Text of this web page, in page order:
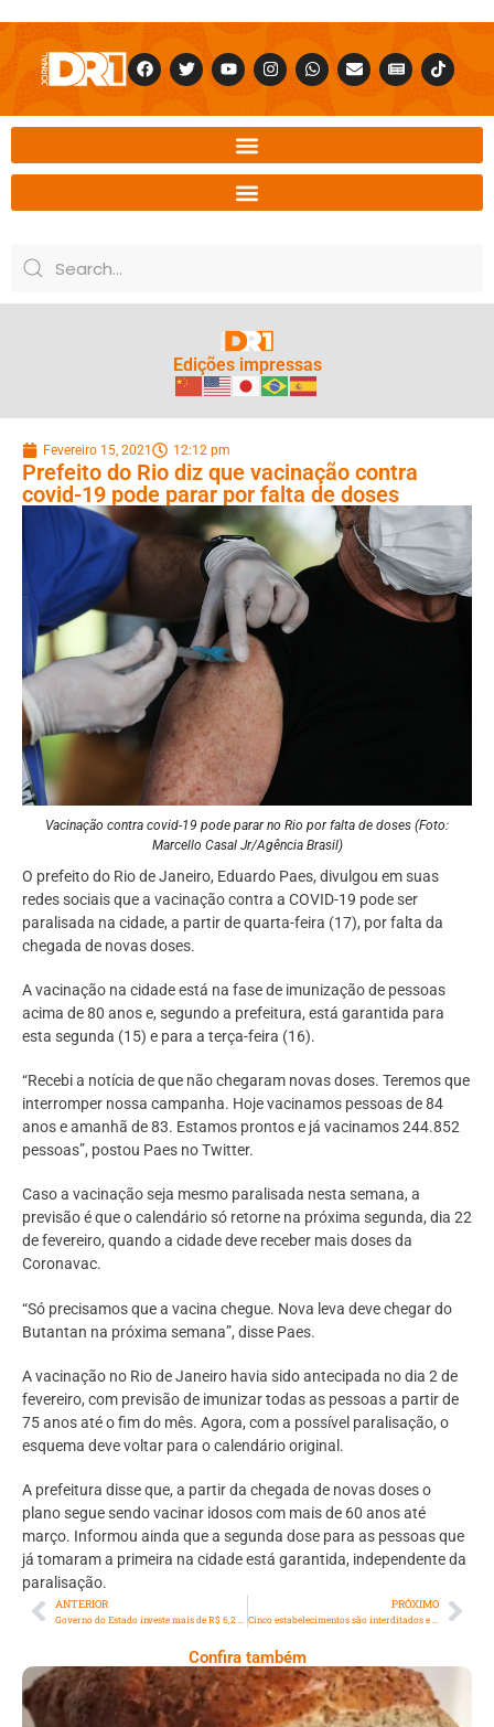
Edições impressas
Fevereiro 15, 2021 12:12 pm
Prefeito do Rio diz que vacinação contra
covid-19 pode parar por falta de doses
Vacinação contra covid-19 pode parar no Rio por falta de doses (Foto:
Marcello Casal Jr/Agência Brasil)
O prefeito do Rio de Janeiro, Eduardo Paes, divulgou em suas
redes sociais que a vacinação contra a COVID-19 pode ser
paralisada na cidade, a partir de quarta-feira (17), por falta da
chegada de novas doses.
A vacinação na cidade está na fase de imunização de pessoas
acima de 80 anos e, segundo a prefeitura, está garantida para
esta segunda (15) e para a terça-feira (16).
“Recebi a notícia de que não chegaram novas doses. Teremos que
interromper nossa campanha. Hoje vacinamos pessoas de 84
anos e amanhã de 83. Estamos prontos e já vacinamos 244.852
pessoas”, postou Paes no Twitter.
Caso a vacinação seja mesmo paralisada nesta semana, a
previsão é que o calendário só retorne na próxima segunda, dia 22
de fevereiro, quando a cidade deve receber mais doses da
Coronavac.
“Só precisamos que a vacina chegue. Nova leva deve chegar do
Butantan na próxima semana”, disse Paes.
A vacinação no Rio de Janeiro havia sido antecipada no dia 2 de
fevereiro, com previsão de imunizar todas as pessoas a partir de
75 anos até o fim do mês. Agora, com a possível paralisação, o
esquema deve voltar para o calendário original.
A prefeitura disse que, a partir da chegada de novas doses o
plano segue sendo vacinar idosos com mais de 60 anos até
março. Informou ainda que a segunda dose para as pessoas que
já tomaram a primeira na cidade está garantida, independente da
paralisação.
ANTERIOR PRÓXIMO
Confira também